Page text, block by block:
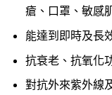
瘡、口罩、敏感
能達到即時及長
抗衰老、抗氧化
對抗外來紫外線